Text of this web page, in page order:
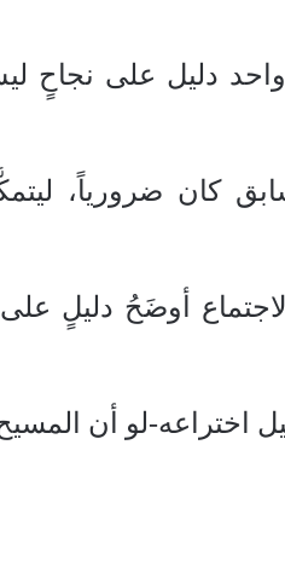
دليل على نجاحٍ ليس
كان ضرورياً،
أوضَحُ دليلٍ على
اختراعه-لو أن